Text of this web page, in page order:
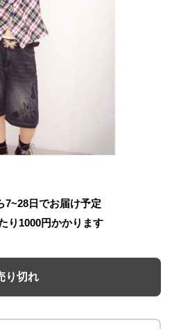
7~28日でお届け予定
り 1000円かかります
り切れ